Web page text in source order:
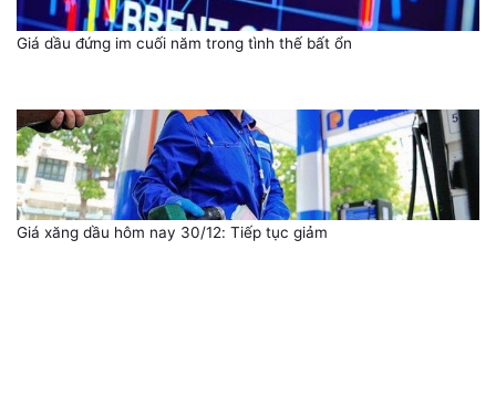
Giá dầu đứng im cuối năm trong tình thế bất ổn
Giá xăng dầu hôm nay 30/12: Tiếp tục giảm